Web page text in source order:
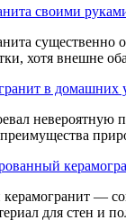
своими
существенно
хотя внешне
в домашних
невероятную
—
для стен и